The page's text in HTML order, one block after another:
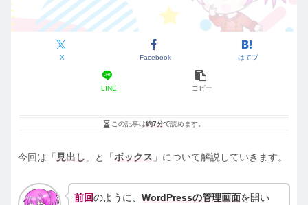
X Facebook はてブ
LINE コピー
この記事は約7分で読めます。
今回は「 見出し 」と「 ボックス 」について解説していきます。
前回のように、WordPressの管理画面を開い